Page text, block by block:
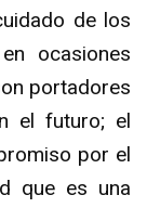
de los
ocasiones
portadores
el futuro; el
por el
que es una